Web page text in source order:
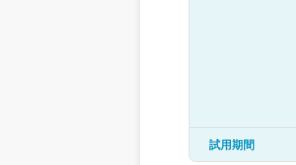
試用期間